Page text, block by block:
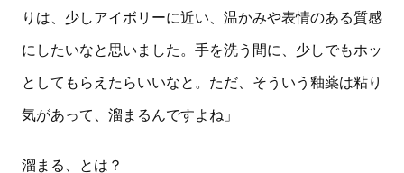
りは、少しアイボリーに近い、温かみや表情のある質感
にしたいなと思いました。手を洗う間に、少しでもホッ
としてもらえたらいいなと。ただ、そういう釉薬は粘り
気があって、溜まるんですよね」
溜まる、とは？